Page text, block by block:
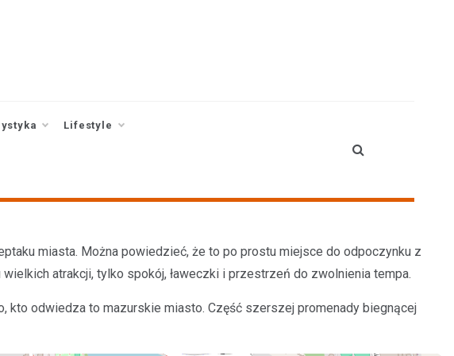
Lifestyle
miasta. Można powiedzieć, że to po prostu miejsce do odpoczynku z
atrakcji, tylko spokój, ławeczki i przestrzeń do zwolnienia tempa.
kto odwiedza to mazurskie miasto. Część szerszej promenady biegnącej